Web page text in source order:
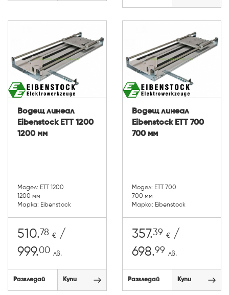
Водещ линеал
Eibenstock ETT 1200
1200 мм
Модел: ETT 1200
1200 мм
Марка: Eibenstock
510.78 € /
999.00 лв.
Разгледай Купи
Водещ линеал
Eibenstock ETT 700
700 мм
Модел: ETT 700
700 мм
Марка: Eibenstock
357.39 € /
698.99 лв.
Разгледай Купи